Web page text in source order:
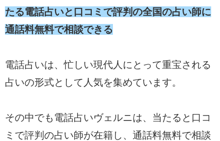
たる電話占いと口コミで評判の全国の占い師に
通話料無料で相談できる
電話占いは、忙しい現代人にとって重宝される
占いの形式として人気を集めています。
その中でも電話占いヴェルニは、当たると口コ
ミで評判の占い師が在籍し、通話料無料で相談